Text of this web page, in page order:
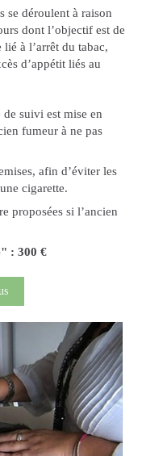
se déroulent à raison
dont l’objectif est de
à l’arrêt du tabac,
d’appétit liés au
de suivi est mise en
fumeur à ne pas
afin d’éviter les
cigarette.
proposées si l’ancien
: 300 €